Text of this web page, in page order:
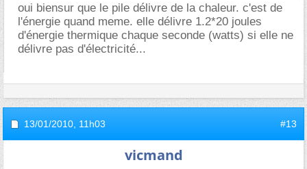
oui biensur que le pile délivre de la chaleur. c'est de
l'énergie quand meme. elle délivre 1.2*20 joules
d'énergie thermique chaque seconde (watts) si elle ne
délivre pas d'électricité...
13/01/2010, 11h03 #13
vicmand